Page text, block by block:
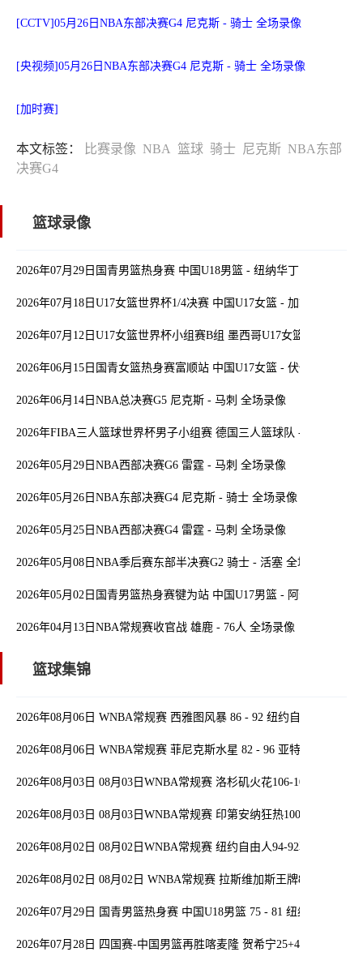
[CCTV]05月26日NBA东部决赛G4 尼克斯 - 骑士 全场录像
[央视频]05月26日NBA东部决赛G4 尼克斯 - 骑士 全场录像
[加时赛]
本文标签： 比赛录像 NBA 篮球 骑士 尼克斯 NBA东部
决赛G4
篮球录像
2026年07月29日国青男篮热身赛 中国U18男篮 - 纽纳华丁闪电队 全场
2026年07月18日U17女篮世界杯1/4决赛 中国U17女篮 - 加拿大U17女
2026年07月12日U17女篮世界杯小组赛B组 墨西哥U17女篮 - 中国U17
2026年06月15日国青女篮热身赛富顺站 中国U17女篮 - 伏伊伏丁那女
2026年06月14日NBA总决赛G5 尼克斯 - 马刺 全场录像
2026年FIBA三人篮球世界杯男子小组赛 德国三人篮球队 - 中国三人
2026年05月29日NBA西部决赛G6 雷霆 - 马刺 全场录像
2026年05月26日NBA东部决赛G4 尼克斯 - 骑士 全场录像
2026年05月25日NBA西部决赛G4 雷霆 - 马刺 全场录像
2026年05月08日NBA季后赛东部半决赛G2 骑士 - 活塞 全场录像
2026年05月02日国青男篮热身赛犍为站 中国U17男篮 - 阿尔法学院 全
2026年04月13日NBA常规赛收官战 雄鹿 - 76人 全场录像
篮球集锦
2026年08月06日 WNBA常规赛 西雅图风暴 86 - 92 纽约自由人 全场集
2026年08月06日 WNBA常规赛 菲尼克斯水星 82 - 96 亚特兰大梦想
2026年08月03日 08月03日WNBA常规赛 洛杉矶火花106-101波特兰火
2026年08月03日 08月03日WNBA常规赛 印第安纳狂热100-108明尼苏
2026年08月02日 08月02日WNBA常规赛 纽约自由人94-92菲尼克斯水
2026年08月02日 08月02日 WNBA常规赛 拉斯维加斯王牌83-84芝加
2026年07月29日 国青男篮热身赛 中国U18男篮 75 - 81 纽纳华丁闪电
2026年07月28日 四国赛-中国男篮再胜喀麦隆 贺希宁25+4+6 焦泊乔